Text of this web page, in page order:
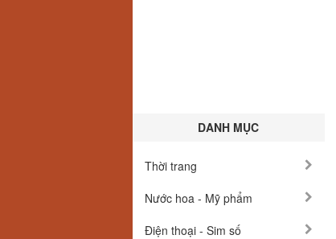
DANH MỤC
Thời trang
Nước hoa - Mỹ phẩm
Điện thoại - Sim số